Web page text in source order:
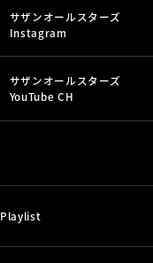
サザンオールスターズ
Instagram
サザンオールスターズ
YouTube CH
Playlist